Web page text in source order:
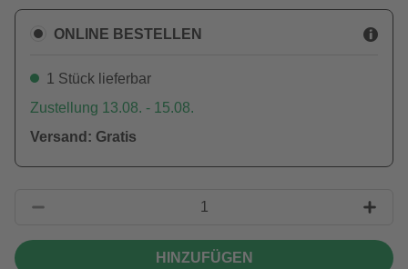
ONLINE BESTELLEN
1 Stück lieferbar
Zustellung 13.08. - 15.08.
Versand: Gratis
HINZUFÜGEN